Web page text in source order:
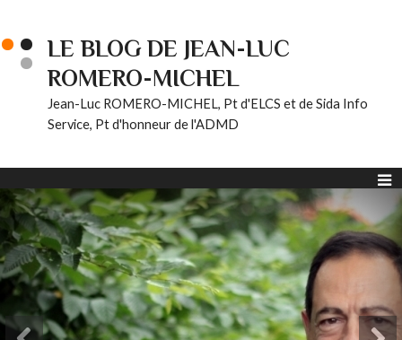
LE BLOG DE JEAN-LUC
ROMERO-MICHEL
Jean-Luc ROMERO-MICHEL, Pt d'ELCS et de Sida Info
Service, Pt d'honneur de l'ADMD